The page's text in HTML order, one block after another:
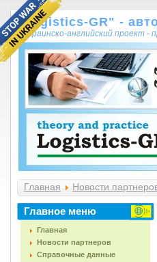
"Logistics-GR" -
украинско-английский проект
Главная Новости
Главное меню
Главная
Новости партнеров
Справочные данные